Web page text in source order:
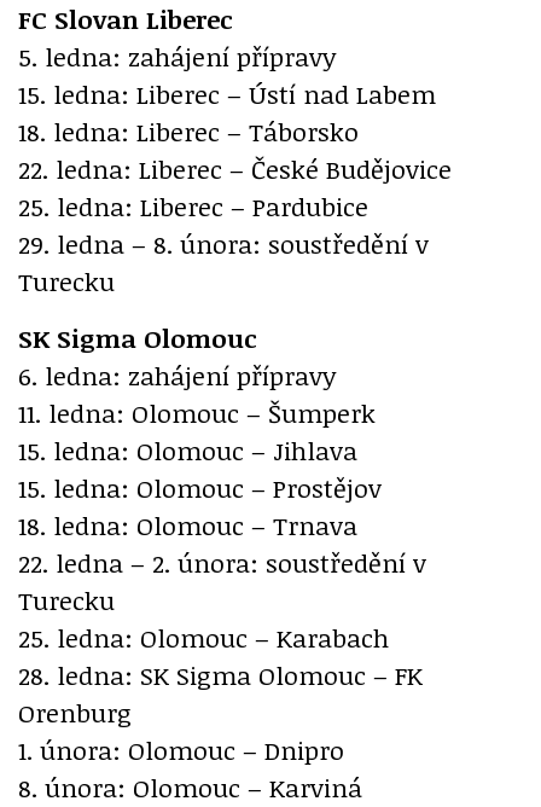
FC Slovan Liberec
5. ledna: zahájení přípravy
15. ledna: Liberec – Ústí nad Labem
18. ledna: Liberec – Táborsko
22. ledna: Liberec – České Budějovice
25. ledna: Liberec – Pardubice
29. ledna – 8. února: soustředění v
Turecku
SK Sigma Olomouc
6. ledna: zahájení přípravy
11. ledna: Olomouc – Šumperk
15. ledna: Olomouc – Jihlava
15. ledna: Olomouc – Prostějov
18. ledna: Olomouc – Trnava
22. ledna – 2. února: soustředění v
Turecku
25. ledna: Olomouc – Karabach
28. ledna: SK Sigma Olomouc – FK
Orenburg
1. února: Olomouc – Dnipro
8. února: Olomouc – Karviná